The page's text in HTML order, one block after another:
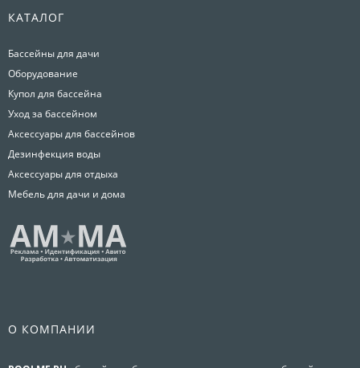
КАТАЛОГ
Бассейны для дачи
Оборудование
Купол для бассейна
Уход за бассейном
Аксессуары для бассейнов
Дезинфекция воды
Аксессуары для отдыха
Мебель для дачи и дома
О КОМПАНИИ